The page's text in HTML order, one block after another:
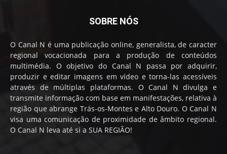
SOBRE NÓS
O Canal N é uma publicação online, generalista, de caracter
regional vocacionada para a produção de conteúdos
multimédia. O objetivo do Canal N passa por adquirir,
produzir e editar imagens em vídeo e torna-las acessíveis
através de múltiplas plataformas. O Canal N divulga e
transmite informação com base em manifestações, relativa à
região que abrange Trás-os-Montes e Alto Douro. O Canal N
visa uma comunicação de proximidade de âmbito regional.
O Canal N leva até si a SUA REGIÃO!